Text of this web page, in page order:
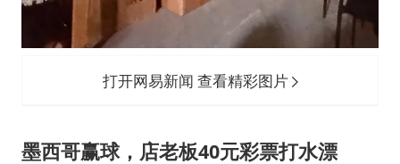
打开网易新闻 查看精彩图片
墨西哥赢球，店老板40元彩票打水漂